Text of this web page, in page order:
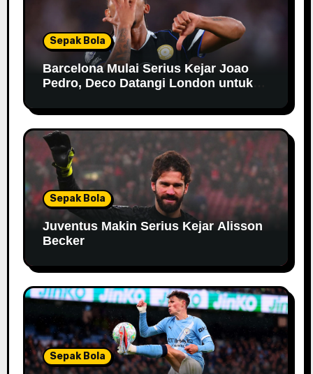
Sepak Bola
Barcelona Mulai Serius Kejar Joao
Pedro, Deco Datangi London untuk
Sepak Bola
Juventus Makin Serius Kejar Alisson
Becker
Sepak Bola